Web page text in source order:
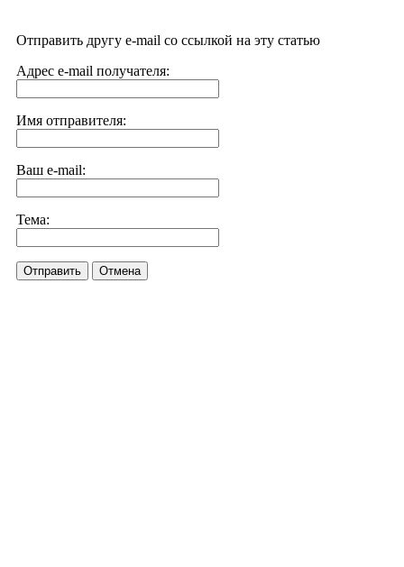
Отправить другу e-mail со ссылкой на эту статью
Адрес e-mail получателя:
Имя отправителя:
Ваш e-mail:
Тема:
Отправить Отмена